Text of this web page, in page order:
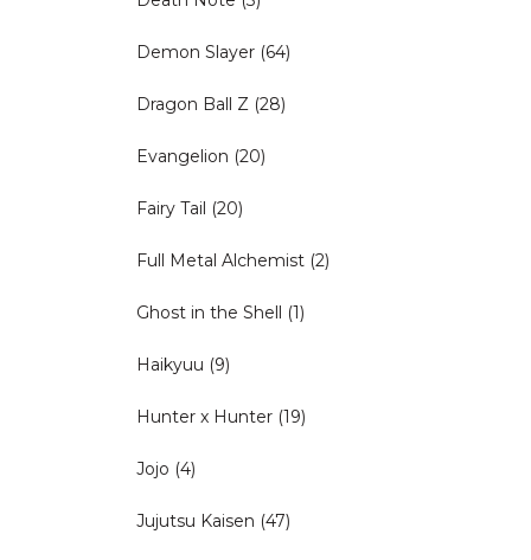
Demon Slayer (64)
Dragon Ball Z (28)
Evangelion (20)
Fairy Tail (20)
Full Metal Alchemist (2)
Ghost in the Shell (1)
Haikyuu (9)
Hunter x Hunter (19)
Jojo (4)
Jujutsu Kaisen (47)